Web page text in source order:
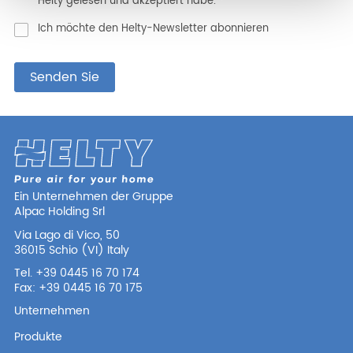
Ich möchte den Helty-Newsletter abonnieren
Senden Sie
Ein Unternehmen der Gruppe
Alpac Holding Srl
Via Lago di Vico, 50
36015 Schio (VI) Italy
Tel. +39 0445 16 70 174
Fax: +39 0445 16 70 175
Unternehmen
Produkte